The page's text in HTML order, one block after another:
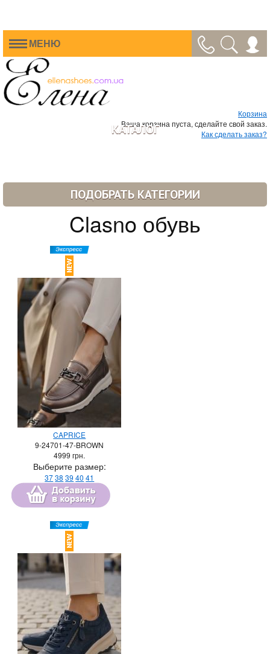
МЕНЮ
Корзина
Ваша корзина пуста, сделайте свой заказ.
Как сделать заказ?
КАТАЛОГ
ПОДОБРАТЬ КАТЕГОРИИ
Clasno обувь
CAPRICE
9-24701-47-BROWN
4999 грн.
Выберите размер:
3738 39 40 41